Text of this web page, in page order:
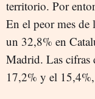
territorio. Por
En el peor mes de
un 32,8% en
Madrid. Las cifras
17,2% y el